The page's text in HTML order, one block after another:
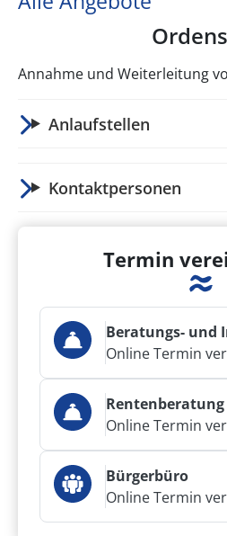
Annahme und Weiterleitung
Anlaufstellen
Kontaktpersonen
Termin
Beratungs- und
Online Termin
Rentenberatung
Online Termin
Bürgerbüro
Online Termin